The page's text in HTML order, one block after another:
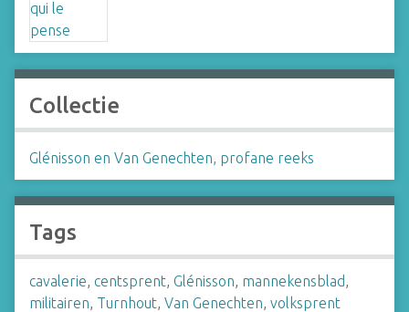
Collectie
Glénisson en Van Genechten, profane reeks
Tags
cavalerie, centsprent, Glénisson, mannekensblad,
militairen, Turnhout, Van Genechten, volksprent